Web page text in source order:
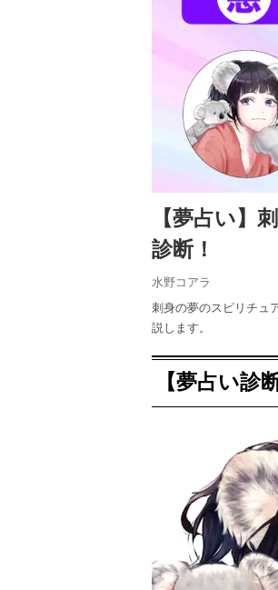
【夢占い】
診断！
水野コアラ
刺身の夢のスピリチュ
説します。
【夢占い診